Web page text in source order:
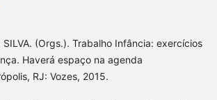
SILVA. (Orgs.). Trabalho Infância: exercícios
Haverá espaço na agenda
RJ: Vozes, 2015.